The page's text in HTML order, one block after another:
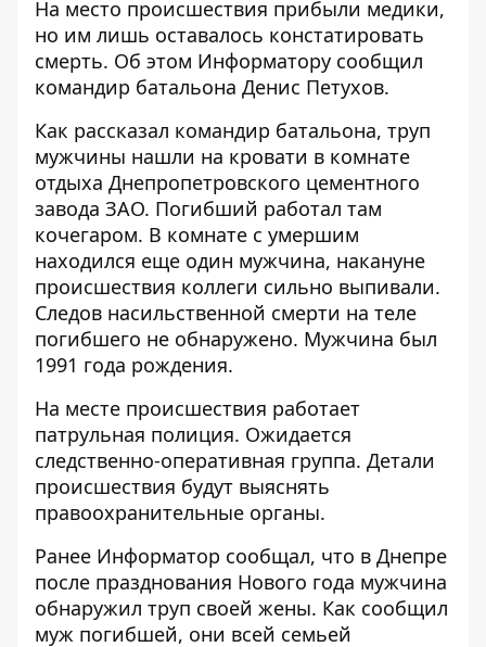
На место происшествия прибыли медики,
но им лишь оставалось констатировать
смерть. Об этом Информатору сообщил
командир батальона Денис Петухов.
Как рассказал командир батальона, труп
мужчины нашли на кровати в комнате
отдыха Днепропетровского цементного
завода ЗАО. Погибший работал там
кочегаром. В комнате с умершим
находился еще один мужчина, накануне
происшествия коллеги сильно выпивали.
Следов насильственной смерти на теле
погибшего не обнаружено. Мужчина был
1991 года рождения.
На месте происшествия работает
патрульная полиция. Ожидается
следственно-оперативная группа. Детали
происшествия будут выяснять
правоохранительные органы.
Ранее Информатор сообщал, что в Днепре
после празднования Нового года мужчина
обнаружил труп своей жены. Как сообщил
муж погибшей, они всей семьей